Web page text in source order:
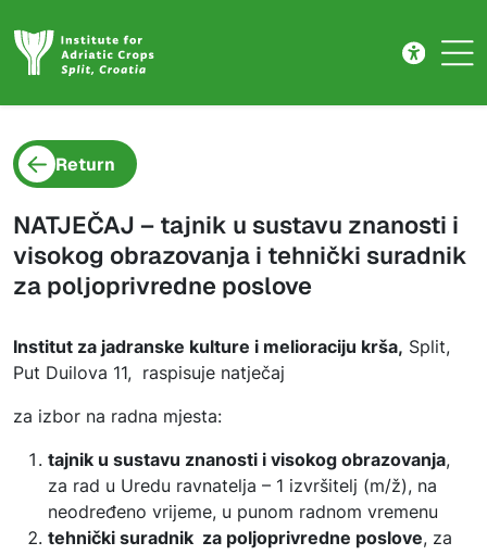
Return
NATJEČAJ – tajnik u sustavu znanosti i
visokog obrazovanja i tehnički suradnik
za poljoprivredne poslove
Institut za jadranske kulture i melioraciju krša, Split,
Put Duilova 11, raspisuje natječaj
za izbor na radna mjesta:
tajnik u sustavu znanosti i visokog obrazovanja,
za rad u Uredu ravnatelja – 1 izvršitelj (m/ž), na
neodređeno vrijeme, u punom radnom vremenu
tehnički suradnik za poljoprivredne poslove, za